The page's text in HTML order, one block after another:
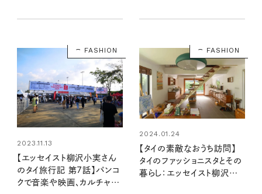
FASHION
2023.11.13
【エッセイスト柳沢小実さん
のタイ旅行記 第7話】バンコ
クで音楽や映画、カルチャー
FASHION
2024.01.24
【タイの素敵なおうち訪問】
タイのファッショニスタとその
暮らし：エッセイスト柳沢小